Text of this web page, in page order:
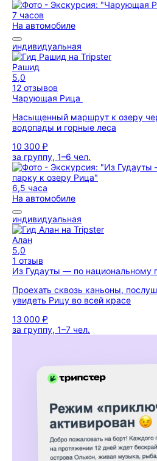
7 часов
На автомобиле
индивидуальная
Рашид
5,0
12 отзывов
Чарующая Рица
Насыщенный маршрут к озеру
водопады и горные леса
10 300 ₽
за группу, 1–6 чел.
6,5 часа
На автомобиле
индивидуальная
Алан
5,0
1 отзыв
Из Гудауты — по национальному
Проехать сквозь каньоны,
увидеть Рицу во всей красе
13 000 ₽
за группу, 1–7 чел.